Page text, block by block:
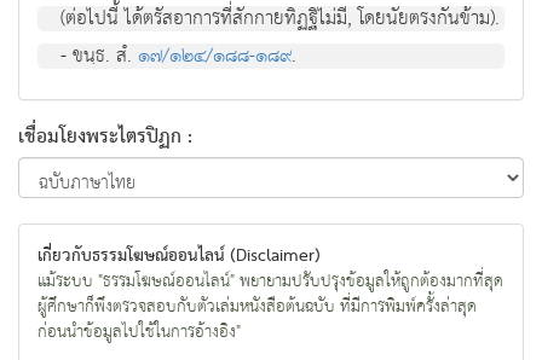
(ต่อไปนี้ ได้ตรัสอาการที่สักกายทิฏฐิไม่มี, โดยนัยตรงกันข้าม).
- ขนฺธ. สํ.๑๗/๑๒๔/๑๘๘-๑๘๙.
เชื่อมโยงพระไตรปิฏก :
เกี่ยวกับธรรมโฆษณ์ออนไลน์ (Disclaimer)
แม้ระบบ "ธรรมโฆษณ์ออนไลน์" พยายามปรับปรุงข้อมูลให้ถูกต้องมากที่สุด
ผู้ศึกษาก็พึงตรวจสอบกับตัวเล่มหนังสือต้นฉบับ ที่มีการพิมพ์ครั้งล่าสุด
ก่อนนำข้อมูลไปใช้ในการอ้างอิง"